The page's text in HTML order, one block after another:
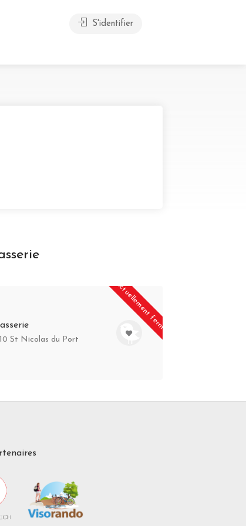
S'identifier
Actuellement fermé
St Nicolas du Port